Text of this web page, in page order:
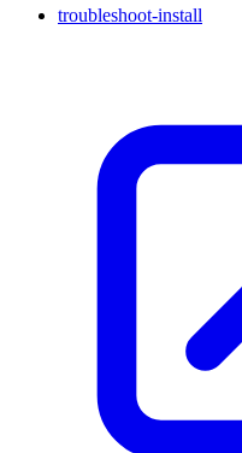
troubleshoot-install